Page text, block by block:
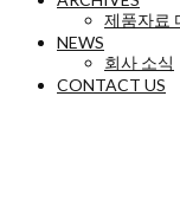
제품자료
NEWS
회사 소식
CONTACT US